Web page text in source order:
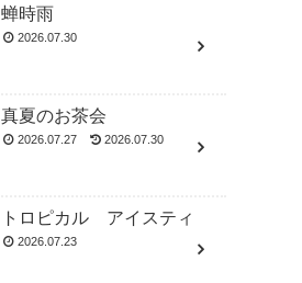
蝉時雨
2026.07.30
真夏のお茶会
2026.07.27 2026.07.30
トロピカル アイスティ
2026.07.23